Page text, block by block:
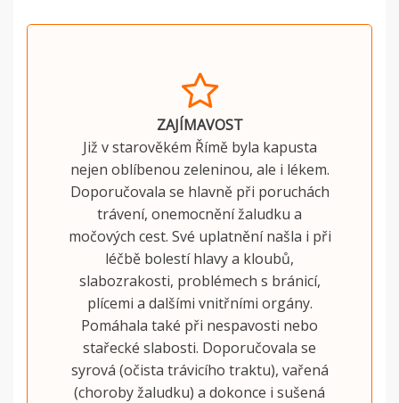
ZAJÍMAVOST
Již v starověkém Římě byla kapusta
nejen oblíbenou zeleninou, ale i lékem.
Doporučovala se hlavně při poruchách
trávení, onemocnění žaludku a
močových cest. Své uplatnění našla i při
léčbě bolestí hlavy a kloubů,
slabozrakosti, problémech s bránicí,
plícemi a dalšími vnitřními orgány.
Pomáhala také při nespavosti nebo
stařecké slabosti. Doporučovala se
syrová (očista trávicího traktu), vařená
(choroby žaludku) a dokonce i sušená